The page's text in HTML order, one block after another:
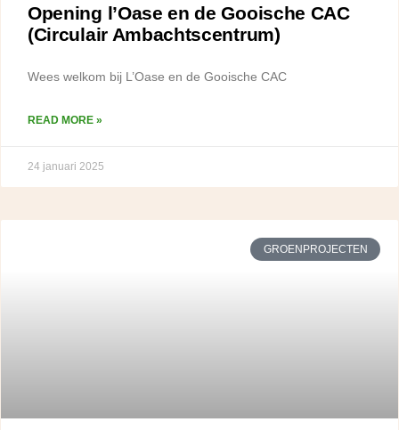
Opening l’Oase en de Gooische CAC
(Circulair Ambachtscentrum)
Wees welkom bij L’Oase en de Gooische CAC
READ MORE »
24 januari 2025
GROENPROJECTEN